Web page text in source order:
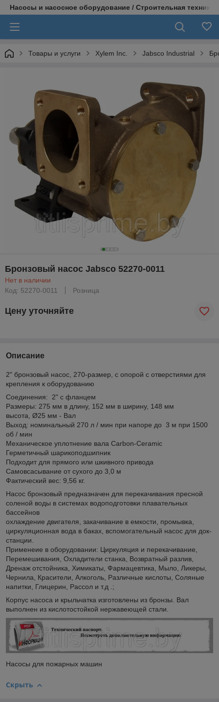
Насосы и насосное оборудование / Строительная техника
Товары и услуги Xylem Inc. Jabsco Industrial
Бронзовый насос Jabsco 52270-0011
Нет в наличии
Код: 52270-0011
Розница
Цену уточняйте
Описание
2" бронзовый насос, 270-размер, с опорой с отверстиями для
крепления к оборудованию
Соединения: 2" с фланцем
Размеры: 275 мм в длину, 152 мм в ширину, 148 мм
высота, Ø25 мм - Вал
Выход: номинальный 270 л / мин при напоре до 3 м при 1500
об / мин
Механическое уплотнение вала Carbon-Ceramic
Герметичный шарикоподшипник
Подходит для прямого или шкивного привода
Самовсасывание от сухого до 3,0 м
Фактический вес: 9,56 кг.
Насос бронзовый предназначен для перекачивания пресной
соленой воды в системах водоподготовки плавательных
бассейнов
охлаждение двигателя, закачивание в емкости, промывка,
циркуляционная вода в баках, вспомогательный насос для док-
станции.
Применеие в оборудовании: Циркуляция и перекачивание,
Перемешивания, Охладители станка, Возвратный разлив,
Дренаж отстойника, Химикаты, Фармацевтика, Мыло, Ликеры,
Чернила, Красители, Алкоголь, Различные кислоты, Соляные
напитки, Глицерин, Рассол и т.д .;
Корпус насоса и крыльчатка изготовлены из бронзы. Вал
выполнен из кислотостойкой нержавеющей стали.
Насосы для пожарных машин
Скрыть